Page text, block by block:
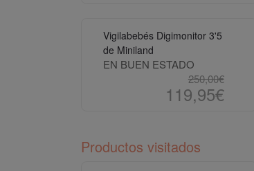
Vigilabebés Digimonitor 3'5
de Miniland
EN BUEN ESTADO
250,00€
119,95€
Productos visitados